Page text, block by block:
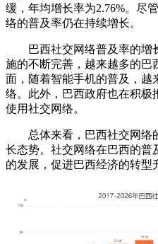
缓，年均增长率为2.76%。尽
络的普及率仍在持续增长。
巴西社交网络普及率的增
施的不断完善，越来越多的巴
面，随着智能手机的普及，越
络。此外，巴西政府也在积极
使用社交网络。
总体来看，巴西社交网络
长态势。社交网络在巴西的普
的发展，促进巴西经济的转型